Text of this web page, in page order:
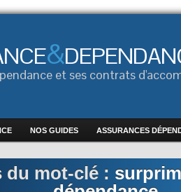
&
et ses contrats
NOS GUIDES ASSURANCES
du mot-clé :